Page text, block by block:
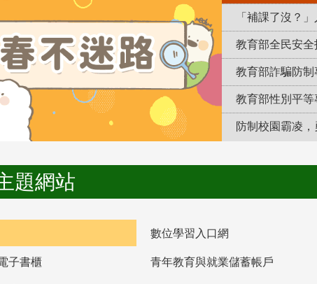
教育部全民安全
教育部詐騙防制
教育部性別平等
題網站
數位學習入口網
子書櫃 青年教育與就業儲蓄帳戶